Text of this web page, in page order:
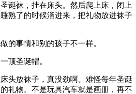
诞袜，挂在床头。然后爬上床，闭上
熟了的时候溜进来，把礼物放进袜子
事情和别的孩子不一样。
圣诞帽。
放袜子，真没劲啊。难怪每年圣诞
礼物。不是玩具汽车就是画册，再不